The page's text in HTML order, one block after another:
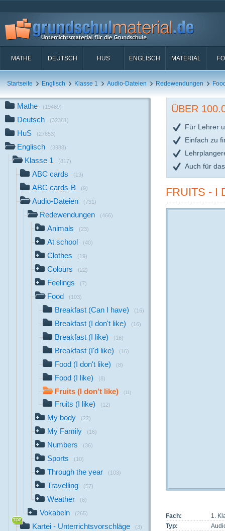
MATHE DEUTSCH HUS ENGLISCH MATERIAL
Startseite Englisch Klasse 1 Audio-Dateien Redewendungen
Mathe (19489)
Deutsch (32381)
HuS (27853)
Englisch (3988)
Klasse 1 (817)
ABC cards (13)
ABC cards-B (9)
Audio-Dateien (731)
Redewendungen (466)
Animals (23)
At school (40)
Clothes (19)
Colours (22)
Feelings (7)
Food (103)
Breakfast (Can I have) (16)
Breakfast (I don't like) (16)
Breakfast (I like) (16)
Breakfast (I'd like) (16)
Food (I don't like) (8)
Food (I like) (8)
Fruits (I don't like) (11)
Fruits (I like) (12)
My body (22)
My Family (16)
Numbers (36)
Sports (10)
Through the year (103)
Travelling (57)
Weather (8)
Vokabeln (265)
Kartei - Unterrichtsvorschläge (3)
ÜBER
Für Lehrer
Einfach zu
Auch für
FRUITS - I
Fach:
1.
Typ: